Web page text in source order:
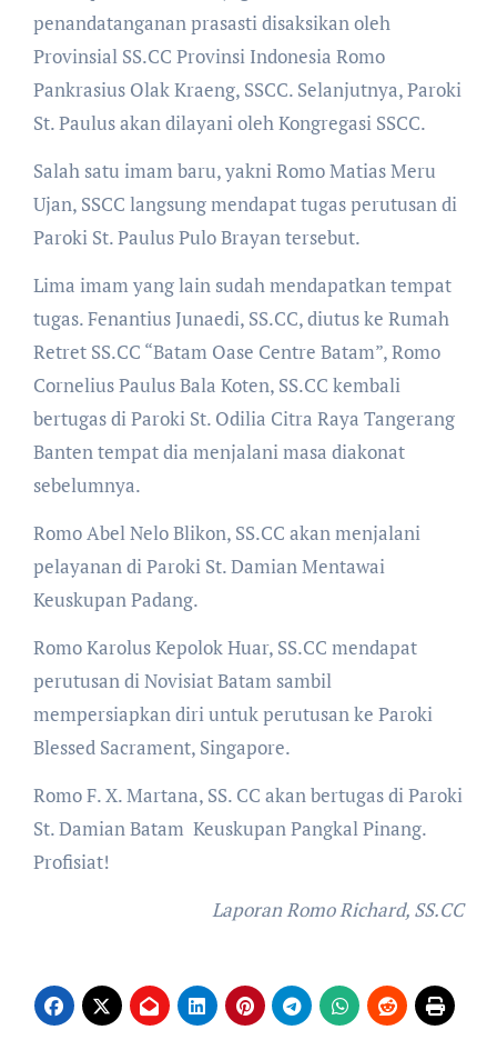
penandatanganan prasasti disaksikan oleh
Provinsial SS.CC Provinsi Indonesia Romo
Pankrasius Olak Kraeng, SSCC. Selanjutnya, Paroki
St. Paulus akan dilayani oleh Kongregasi SSCC.
Salah satu imam baru, yakni Romo Matias Meru
Ujan, SSCC langsung mendapat tugas perutusan di
Paroki St. Paulus Pulo Brayan tersebut.
Lima imam yang lain sudah mendapatkan tempat
tugas. Fenantius Junaedi, SS.CC, diutus ke Rumah
Retret SS.CC “Batam Oase Centre Batam”, Romo
Cornelius Paulus Bala Koten, SS.CC kembali
bertugas di Paroki St. Odilia Citra Raya Tangerang
Banten tempat dia menjalani masa diakonat
sebelumnya.
Romo Abel Nelo Blikon, SS.CC akan menjalani
pelayanan di Paroki St. Damian Mentawai
Keuskupan Padang.
Romo Karolus Kepolok Huar, SS.CC mendapat
perutusan di Novisiat Batam sambil
mempersiapkan diri untuk perutusan ke Paroki
Blessed Sacrament, Singapore.
Romo F. X. Martana, SS. CC akan bertugas di Paroki
St. Damian Batam Keuskupan Pangkal Pinang.
Profisiat!
Laporan Romo Richard, SS.CC